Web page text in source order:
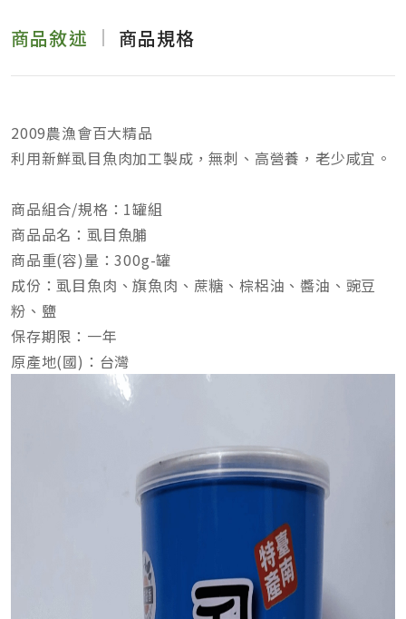
商品敘述 商品規格
2009農漁會百大精品
利用新鮮虱目魚肉加工製成，無刺、高營養，老少咸宜。
商品組合/規格：1罐組
商品品名：虱目魚脯
商品重(容)量：300g-罐
成份：虱目魚肉、旗魚肉、蔗糖、棕梠油、醬油、豌豆
粉、鹽
保存期限：一年
原產地(國)：台灣